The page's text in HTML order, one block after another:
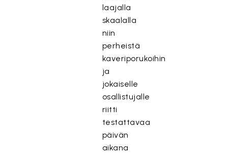
laajalla
skaalalla
niin
perheistä
kaveriporukoihin
ja
jokaiselle
osallistujalle
riitti
testattavaa
päivän
aikana